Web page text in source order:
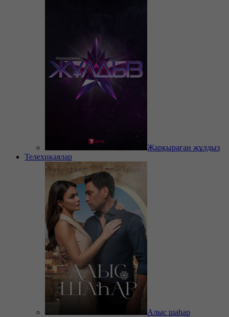
Жарқыраған жұлдыз
Телехикаялар
Алыс шаһар